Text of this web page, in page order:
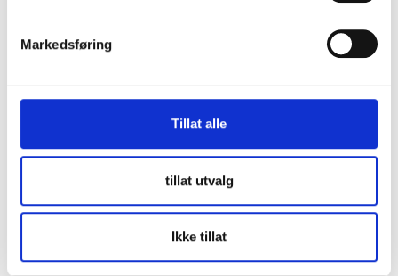
Markedsføring
Tillat alle
tillat utvalg
Ikke tillat